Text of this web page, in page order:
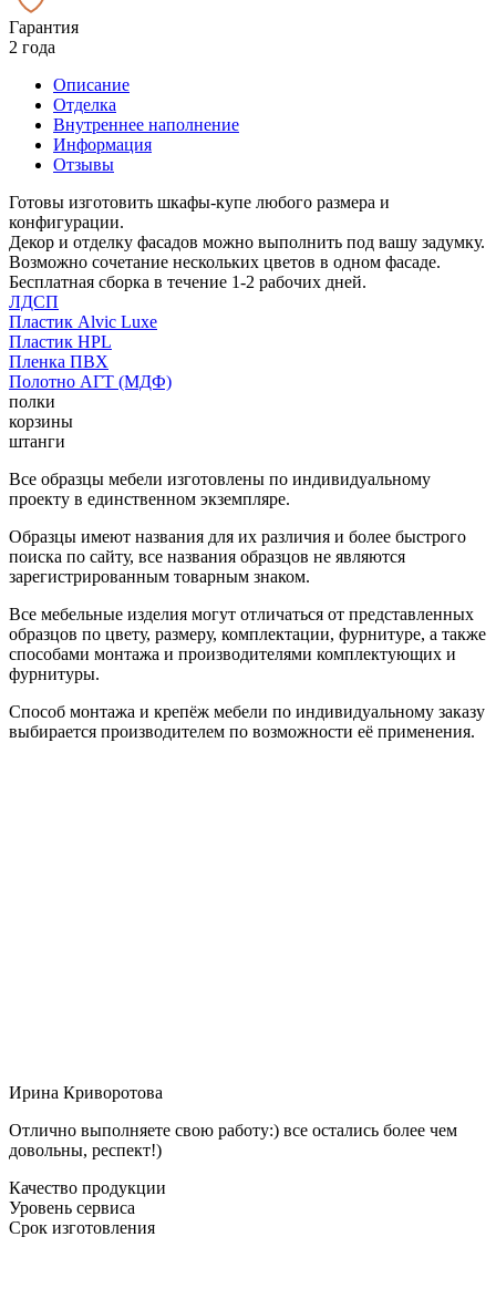
Гарантия
2 года
Описание
Отделка
Внутреннее наполнение
Информация
Отзывы
Готовы изготовить шкафы-купе любого размера и
конфигурации.
Декор и отделку фасадов можно выполнить под вашу задумку.
Возможно сочетание нескольких цветов в одном фасаде.
Бесплатная сборка в течение 1-2 рабочих дней.
ЛДСП
Пластик Alvic Luxe
Пластик HPL
Пленка ПВХ
Полотно АГТ (МДФ)
полки
корзины
штанги
Все образцы мебели изготовлены по индивидуальному
проекту в единственном экземпляре.
Образцы имеют названия для их различия и более быстрого
поиска по сайту, все названия образцов не являются
зарегистрированным товарным знаком.
Все мебельные изделия могут отличаться от представленных
образцов по цвету, размеру, комплектации, фурнитуре, а также
способами монтажа и производителями комплектующих и
фурнитуры.
Способ монтажа и крепёж мебели по индивидуальному заказу
выбирается производителем по возможности её применения.
Ирина Криворотова
Отлично выполняете свою работу:) все остались более чем
довольны, респект!)
Качество продукции
Уровень сервиса
Срок изготовления